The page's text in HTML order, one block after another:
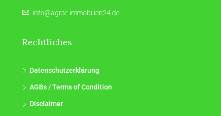
info@agrar-immobilien24.de
Rechtliches
Datenschutzerklärung
AGBs / Terms of Condition
Disclaimer